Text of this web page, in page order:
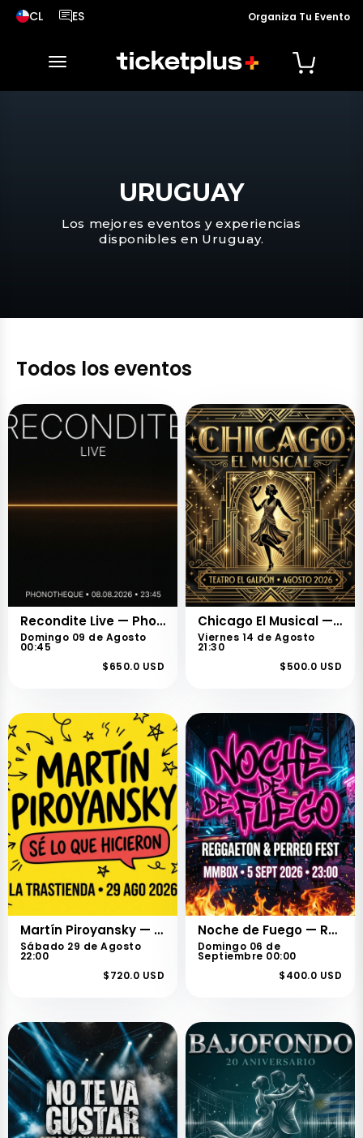
CL
País seleccionado, cambiar país
ES
Idioma seleccionado, cambiar idiomaOrganiza Tu Evento
desplegar navegación
URUGUAY
Los mejores eventos y experiencias
disponibles en Uruguay.
Todos los eventos
Recondite Live — Phonotheque Sessions
Domingo 09 de Agosto
00:45
$650.0 USD
Chicago El Musical — Temporada Montevideo
Viernes 14 de Agosto
21:30
$500.0 USD
Martín Piroyansky — Sé Lo Que Hicieron
Sábado 29 de Agosto
22:00
$720.0 USD
Noche de Fuego — Reggaeton & Perreo Fest
Domingo 06 de
Septiembre 00:00
$400.0 USD